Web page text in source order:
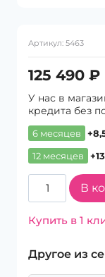
Артикул: 5463
125 490 ₽
У нас в
кредита без
6 месяцев
12 месяцев
Количество
товара
Apple
17
В
Купить в 1
Другое из